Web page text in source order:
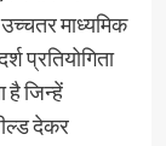
माध्यमिक
प्रतियोगिता
है जिन्हें
देकर